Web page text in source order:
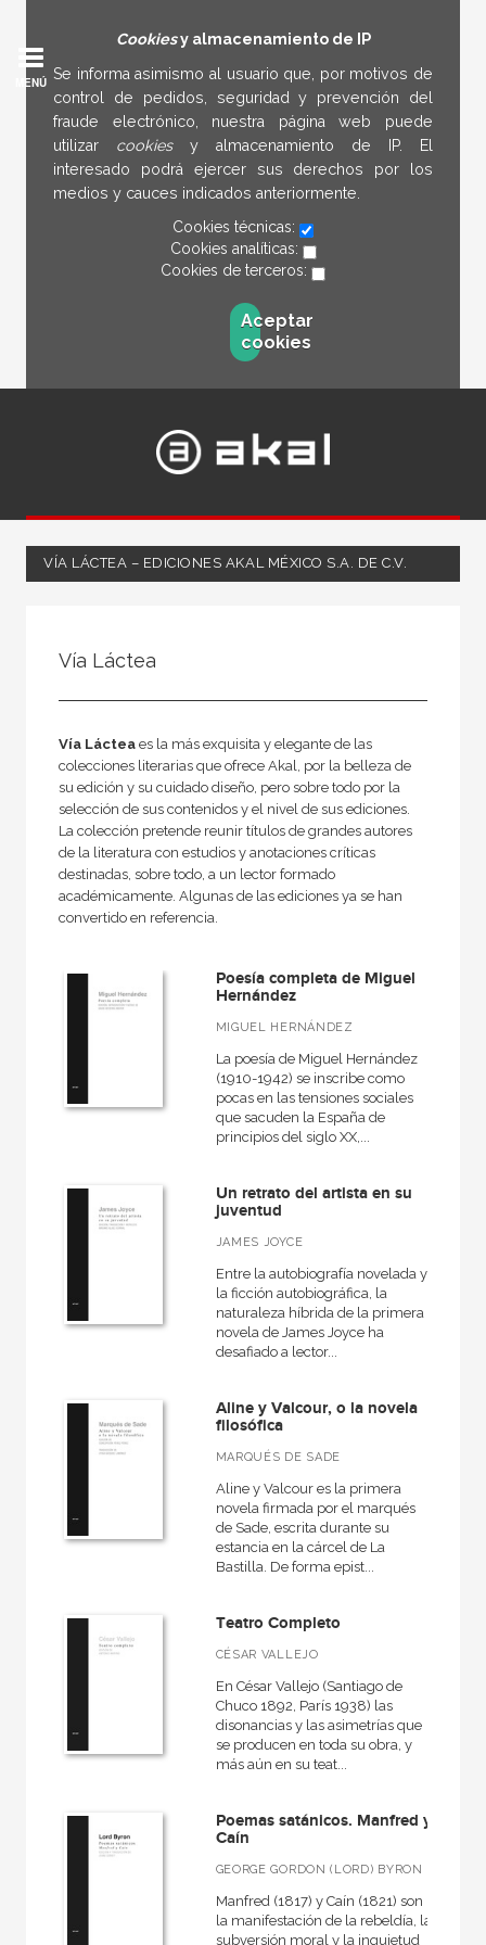
Cookiesy almacenamiento de IP
Se informa asimismo al usuario que, por motivos de
control de pedidos, seguridad y prevención del
fraude electrónico, nuestra página web puede
utilizar cookies y almacenamiento de IP. El
interesado podrá ejercer sus derechos por los
medios y cauces indicados anteriormente.
Cookies técnicas:
Cookies analíticas:
Cookies de terceros:
Aceptar
cookies
MENÚ
VÍA LÁCTEA – EDICIONES AKAL MÉXICO S.A. DE C.V.
50 Aniversario
A fondo
Ágora / Teoría
Akadémica
Akadémica
Akal Infantil
Anverso
Arealonga - Letras galegas
Arquitectura
Arte en contexto
Artesanos medievales
Artes, técnicas y métodos
Atlas Akal
Básica de Bolsillo  Adorno. Obra completa
Básica de Bolsillo  Alejo Carpentier. Narrativa completa
Básica de Bolsillo  Federico García Lorca. Obra completa
Básica de Bolsillo  Serie Ciencia
Básica de Bolsillo  Serie Cien palabras
Ciencias naturales y técnicas
Ficción
No - Ficción
Vía Láctea
Vía Láctea es la más exquisita y elegante de las
colecciones literarias que ofrece Akal, por la belleza de
su edición y su cuidado diseño, pero sobre todo por la
selección de sus contenidos y el nivel de sus ediciones.
La colección pretende reunir títulos de grandes autores
de la literatura con estudios y anotaciones críticas
destinadas, sobre todo, a un lector formado
académicamente. Algunas de las ediciones ya se han
convertido en referencia.
Poesía completa de Miguel
Hernández
MIGUEL HERNÁNDEZ
La poesía de Miguel Hernández
(1910-1942) se inscribe como
pocas en las tensiones sociales
que sacuden la España de
principios del siglo XX,...
Un retrato del artista en su
juventud
JAMES JOYCE
Entre la autobiografía novelada y
la ficción autobiográfica, la
naturaleza híbrida de la primera
novela de James Joyce ha
desafiado a lector...
Aline y Valcour, o la novela
filosófica
MARQUÉS DE SADE
Aline y Valcour es la primera
novela firmada por el marqués
de Sade, escrita durante su
estancia en la cárcel de La
Bastilla. De forma epist...
Teatro Completo
CÉSAR VALLEJO
En César Vallejo (Santiago de
Chuco 1892, París 1938) las
disonancias y las asimetrías que
se producen en toda su obra, y
más aún en su teat...
Poemas satánicos. Manfred y
Caín
GEORGE GORDON (LORD) BYRON
Manfred (1817) y Caín (1821) son
la manifestación de la rebeldía, la
subversión moral y la inquietud